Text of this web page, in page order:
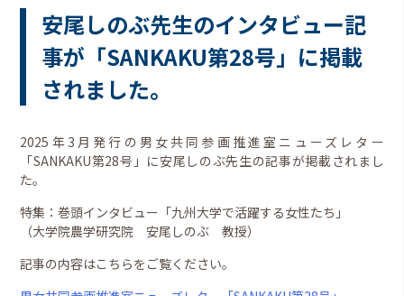
安尾しのぶ先生のインタビュー記
事が「SANKAKU第28号」に掲載
されました。
2025年3月発行の男女共同参画推進室ニューズレター
「SANKAKU第28号」に安尾しのぶ先生の記事が掲載されまし
た。
特集：巻頭インタビュー「九州大学で活躍する女性たち」
（大学院農学研究院 安尾しのぶ 教授）
記事の内容はこちらをご覧ください。